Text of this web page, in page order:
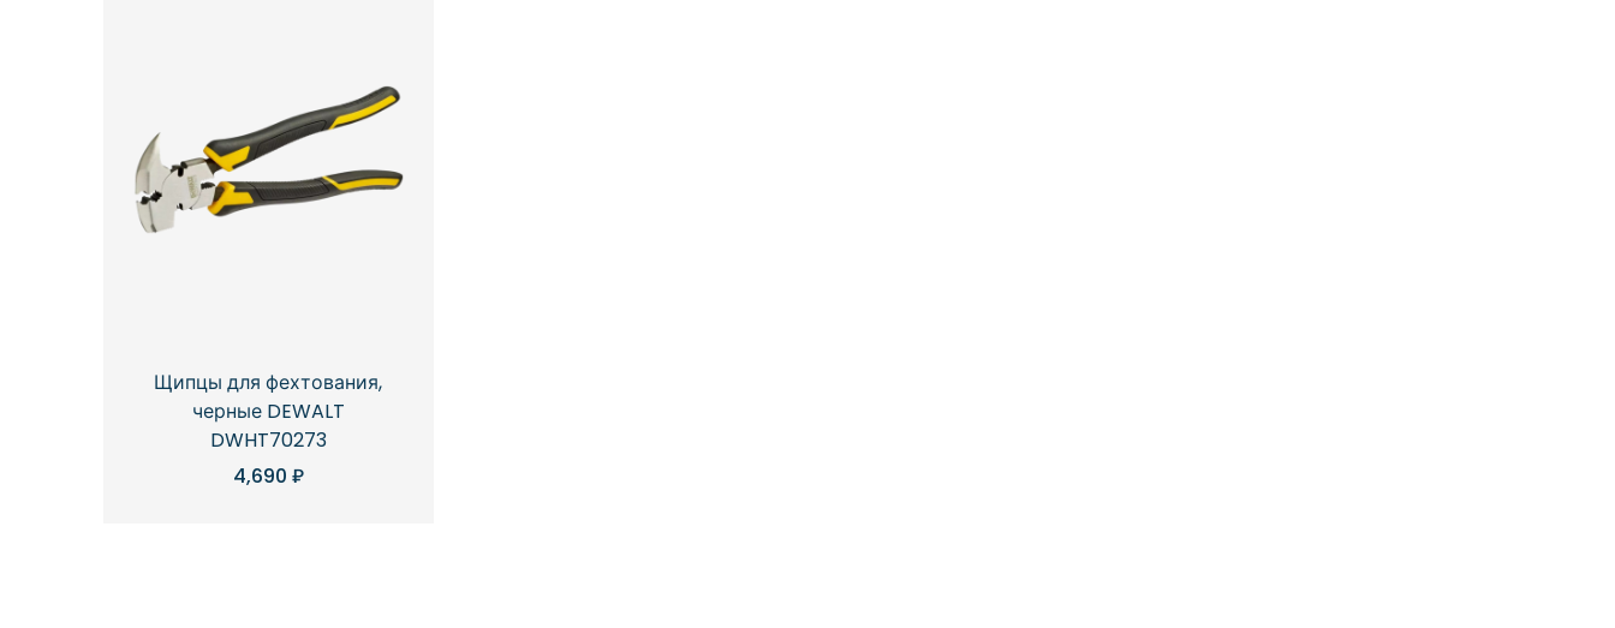
Щипцы для фехтования,
черные DEWALT
DWHT70273
4,690 ₽